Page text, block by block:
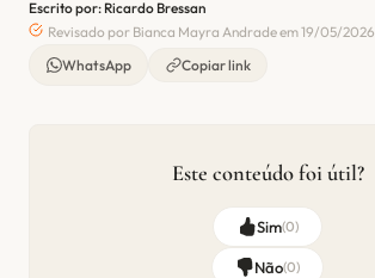
Escrito por: Ricardo Bressan
Revisado por Bianca Mayra Andrade em 19/05/2026
WhatsApp
Copiar link
Este conteúdo foi útil?
Sim(0)
Não(0)